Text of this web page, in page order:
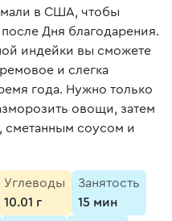
в США, чтобы
Дня благодарения.
индейки вы сможете
и слегка
года. Нужно только
овощи, затем
сметанным соусом и
Углеводы
10.01 г
Занятость
15 мин